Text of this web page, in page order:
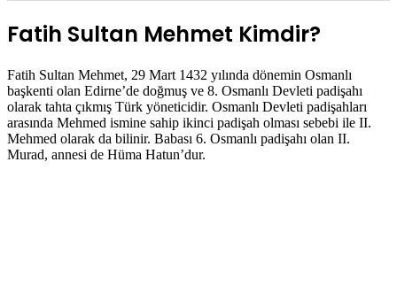
Fatih Sultan Mehmet Kimdir?
Fatih Sultan Mehmet, 29 Mart 1432 yılında dönemin Osmanlı
başkenti olan Edirne’de doğmuş ve 8. Osmanlı Devleti padişahı
olarak tahta çıkmış Türk yöneticidir. Osmanlı Devleti padişahları
arasında Mehmed ismine sahip ikinci padişah olması sebebi ile II.
Mehmed olarak da bilinir. Babası 6. Osmanlı padişahı olan II.
Murad, annesi de Hüma Hatun’dur.